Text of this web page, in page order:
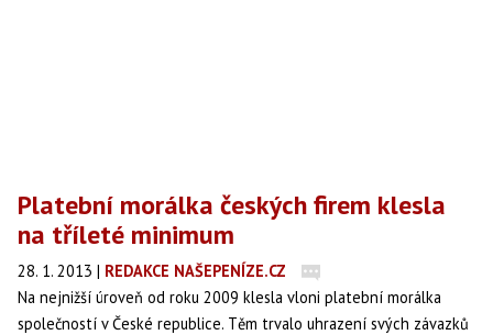
Platební morálka českých firem klesla
na tříleté minimum
28. 1. 2013 | REDAKCE NAŠEPENÍZE.CZ
Na nejnižší úroveň od roku 2009 klesla vloni platební morálka
společností v České republice. Těm trvalo uhrazení svých závazků